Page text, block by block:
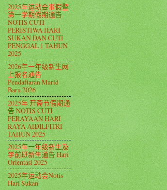
2025年运动会事假暨
第一学期假期通告
NOTIS CUTI
PERISTIWA HARI
SUKAN DAN CUTI
PENGGAL 1 TAHUN
2025
2026年一年级新生网
上报名通告
Pendaftaran Murid
Baru 2026
2025年 开斋节假期通
告 NOTIS CUTI
PERAYAAN HARI
RAYA AIDILFITRI
TAHUN 2025
2025年一年级新生及
学前班新生通告 Hari
Orientasi 2025
2025年运动会Notis
Hari Sukan